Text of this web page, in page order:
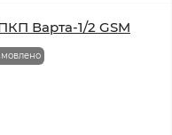
Варта-1/2 GSM